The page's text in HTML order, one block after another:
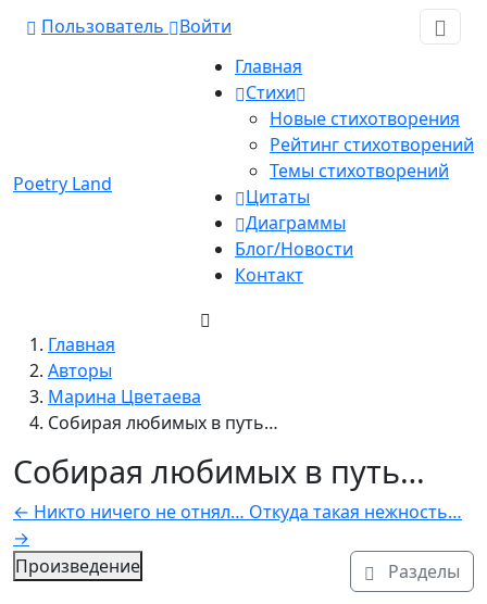
Пользователь Войти
Poetry Land
Главная
Стихи
Новые стихотворения
Рейтинг стихотворений
Темы стихотворений
Цитаты
Диаграммы
Блог/Новости
Контакт
Главная
Авторы
Марина Цветаева
Собирая любимых в путь…
Собирая любимых в путь…
← Никто ничего не отнял… Откуда такая нежность…
→
Произведение
Разделы